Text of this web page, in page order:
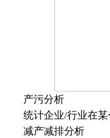
产污分析
统计企业/行业在
减产减排分析